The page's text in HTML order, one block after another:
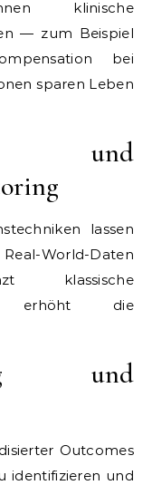
klinische
— zum Beispiel
bei
sparen Leben
und
lassen
World-Daten
klassische
erhöht die
und
Outcomes
identifizieren und